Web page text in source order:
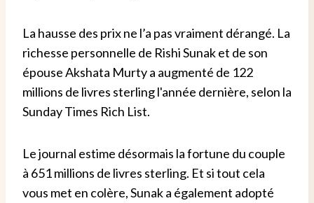
La hausse des prix ne l’a pas vraiment dérangé. La
richesse personnelle de Rishi Sunak et de son
épouse Akshata Murty a augmenté de 122
millions de livres sterling l'année dernière, selon la
Sunday Times Rich List.
Le journal estime désormais la fortune du couple
à 651 millions de livres sterling. Et si tout cela
vous met en colère, Sunak a également adopté